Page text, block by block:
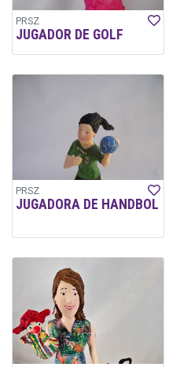
PRSZ
JUGADOR DE GOLF
PRSZ
JUGADORA DE HANDBOL